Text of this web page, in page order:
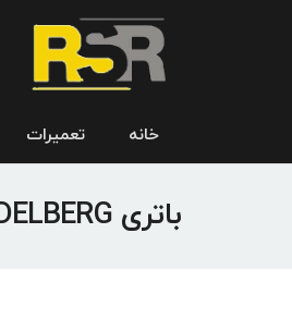
خانه تعمیرات
باتری HEIDELBERG